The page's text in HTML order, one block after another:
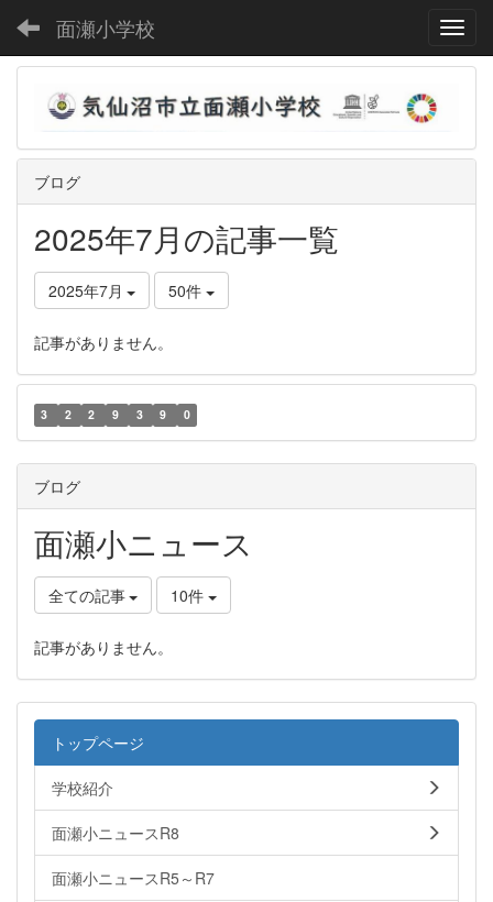
面瀬小学校
ブログ
2025年7月の記事一覧
2025年7月 50件
記事がありません。
3 2 2 9 3 9 0
ブログ
面瀬小ニュース
全ての記事 10件
記事がありません。
トップページ
学校紹介
面瀬小ニュースR8
面瀬小ニュースR5～R7